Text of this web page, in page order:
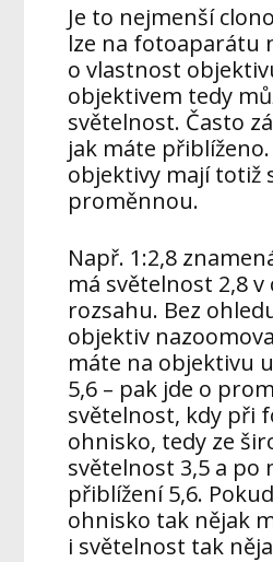
Je to nejmenší
lze na fotoaparátu
o vlastnost
objektivem tedy
světelnost. Často
jak máte
objektivy mají totiž
proměnnou.
Např. 1:2,8
má světelnost 2,8 v
rozsahu. Bez
objektiv
máte na objektivu
5,6 – pak jde o
světelnost, kdy při
ohnisko, tedy ze
světelnost 3,5 a po
přiblížení 5,6.
ohnisko tak nějak
i světelnost tak